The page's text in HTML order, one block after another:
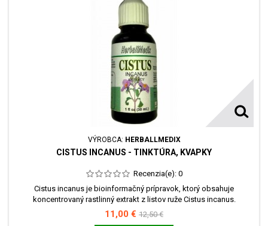
VÝROBCA: HERBALLMEDIX
CISTUS INCANUS - TINKTÚRA, KVAPKY
Recenzia(e): 0
Cistus incanus je bioinformačný prípravok, ktorý obsahuje
koncentrovaný rastlinný extrakt z listov ruže Cistus incanus.
Ovplyvňuje predovšetkým energetické dráhy pľúc, hrubého čreva,
sleziny, troch ohnísk (troch ohrievačov) a perikardu.
11,00 € 12,50 €